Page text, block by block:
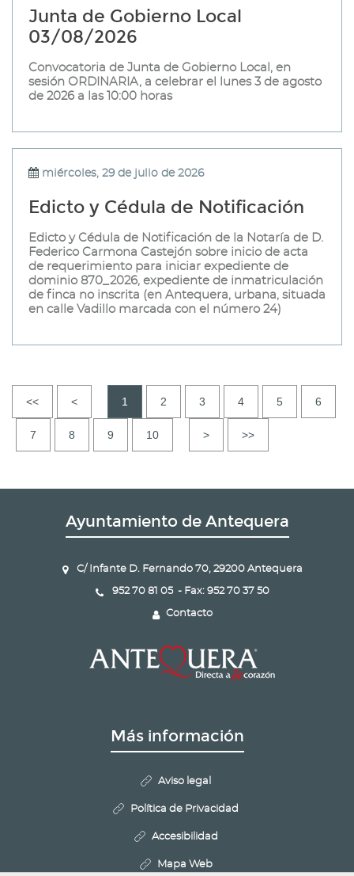
Junta de Gobierno Local
03/08/2026
Convocatoria de Junta de Gobierno Local, en
sesión ORDINARIA, a celebrar el lunes 3 de agosto
de 2026 a las 10:00 horas
miércoles, 29 de julio de 2026
Edicto y Cédula de Notificación
Edicto y Cédula de Notificación de la Notaría de D.
Federico Carmona Castejón sobre inicio de acta
de requerimiento para iniciar expediente de
dominio 870_2026, expediente de inmatriculación
de finca no inscrita (en Antequera, urbana, situada
en calle Vadillo marcada con el número 24)
<< < 1 2 3 4 5 6
7 8 9 10 > >>
Ayuntamiento de Antequera
C/ Infante D. Fernando 70, 29200 Antequera
952 70 81 05 - Fax: 952 70 37 50
Contacto
Más información
Aviso legal
Política de Privacidad
Accesibilidad
Mapa Web